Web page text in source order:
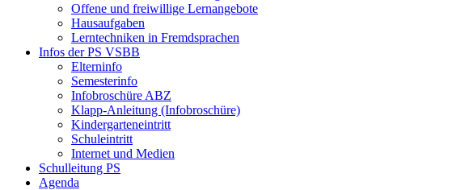
Offene und freiwillige Lernangebote
Hausaufgaben
Lerntechniken in Fremdsprachen
Infos der PS VSBB
Elterninfo
Semesterinfo
Infobroschüre ABZ
Klapp-Anleitung (Infobroschüre)
Kindergarteneintritt
Schuleintritt
Internet und Medien
Schulleitung PS
Agenda